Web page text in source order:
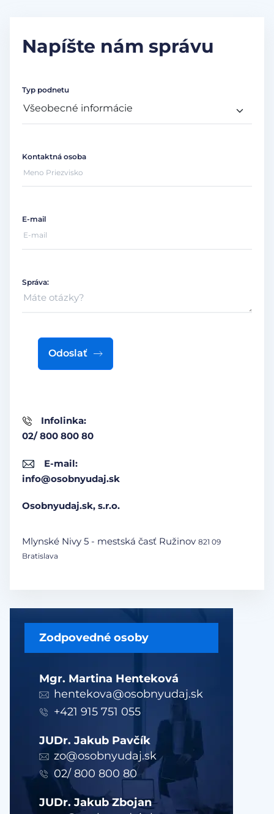
Zodpovedné osoby
Mgr. Martina Henteková
hentekova@osobnyudaj.sk
+421 915 751 055
JUDr. Jakub Pavčík
zo@osobnyudaj.sk
02/ 800 800 80
JUDr. Jakub Zbojan
Napíšte nám správu
Infolinka:
02/ 800 800 80
E-mail:
info@osobnyudaj.sk
Osobnyudaj.sk, s.r.o.
Mlynské Nivy 5 - mestská časť Ružinov 821 09
Bratislava
Typ podnetu
Kontaktná osoba
E-mail
Správa:
Odoslať